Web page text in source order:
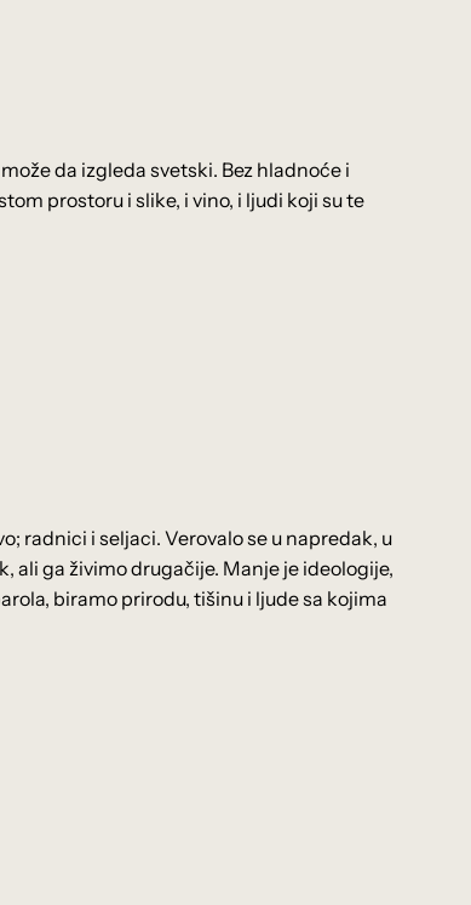
da izgleda svetski. Bez hladnoće i
prostoru i slike, i vino, i ljudi koji su te
radnici i seljaci. Verovalo se u napredak, u
ali ga živimo drugačije. Manje je ideologije,
biramo prirodu, tišinu i ljude sa kojima